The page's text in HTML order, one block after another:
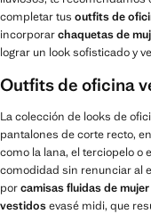
completar tus outfits de
incorporarchaquetas de
lograr un look sofisticado y
Outfits de oficina
La colección de looks de
pantalones de corte recto,
como la lana, el terciopelo o
comodidad sin renunciar al
porcamisas fluidas de mujer
vestidosevasé midi, que